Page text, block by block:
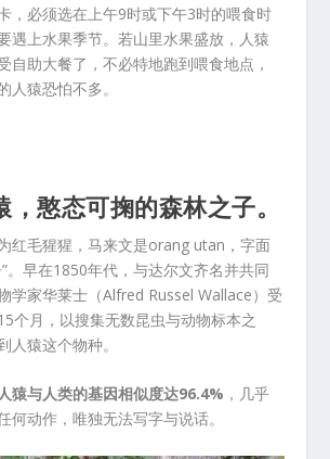
，必须选在上午9时或下午3时的喂食时
遇上水果季节。若山里水果盛放，人猿
自助大餐了，不必特地跑到喂食地点，
人猿恐怕不多。
憨态可掬的森林之子。
红毛猩猩，马来文是orang utan，字面
。早在1850年代，与达尔文齐名并共同
学家华莱士（Alfred Russel Wallace）受
个月，以搜集无数昆虫与动物标本之
人猿这个物种。
人猿与人类的基因相似度达96.4% ，几乎
何动作，唯独无法写字与说话。